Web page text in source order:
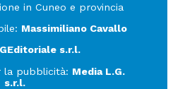
in Cuneo e provincia
Massimiliano Cavallo
s.r.l.
la pubblicità: Media L.G.
s.r.l.